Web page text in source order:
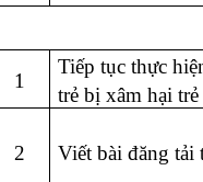
1
Tiếp tục thực
trẻ bị xâm hại
2 Viết bài đăng